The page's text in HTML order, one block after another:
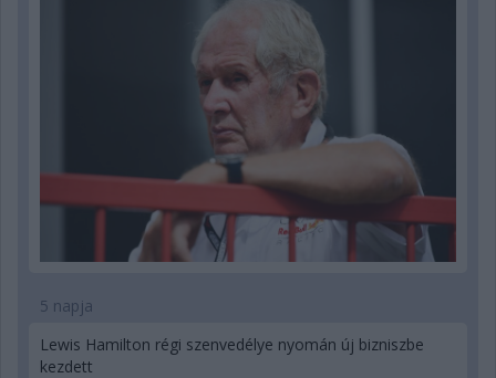
5 napja
Lewis Hamilton régi szenvedélye nyomán új bizniszbe
kezdett